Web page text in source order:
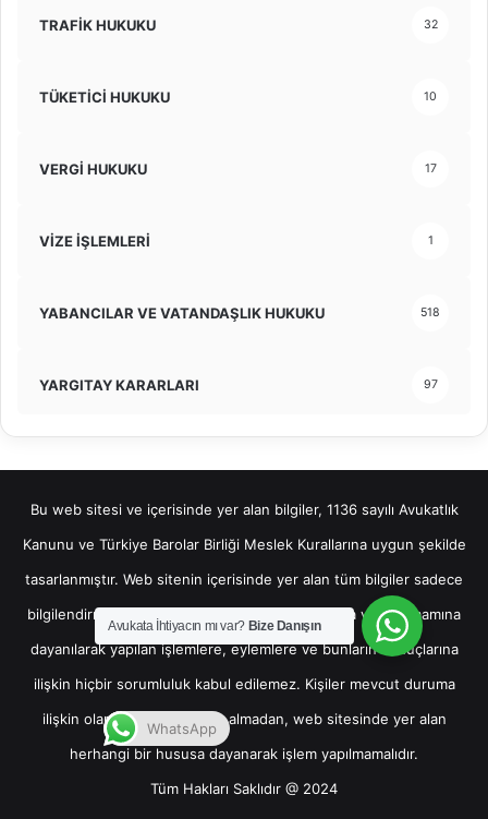
TRAFİK HUKUKU 32
TÜKETİCİ HUKUKU 10
VERGİ HUKUKU 17
VİZE İŞLEMLERİ 1
YABANCILAR VE VATANDAŞLIK HUKUKU 518
YARGITAY KARARLARI 97
Bu web sitesi ve içerisinde yer alan bilgiler, 1136 sayılı Avukatlık
Kanunu ve Türkiye Barolar Birliği Meslek Kurallarına uygun şekilde
tasarlanmıştır. Web sitenin içerisinde yer alan tüm bilgiler sadece
bilgilendirme amaçlı olup, bu bilgilerin bir kısmına veya tamamına
dayanılarak yapılan işlemlere, eylemlere ve bunların sonuçlarına
ilişkin hiçbir sorumluluk kabul edilemez. Kişiler mevcut duruma
ilişkin olarak hukuki destek almadan, web sitesinde yer alan
herhangi bir hususa dayanarak işlem yapılmamalıdır.
Tüm Hakları Saklıdır @ 2024
Avukata İhtiyacın mı var? Bize Danışın
WhatsApp